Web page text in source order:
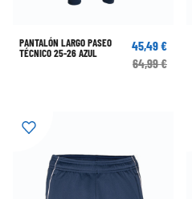
PANTALÓN LARGO PASEO
TÉCNICO 25-26 AZUL
45,49 €
64,99 €